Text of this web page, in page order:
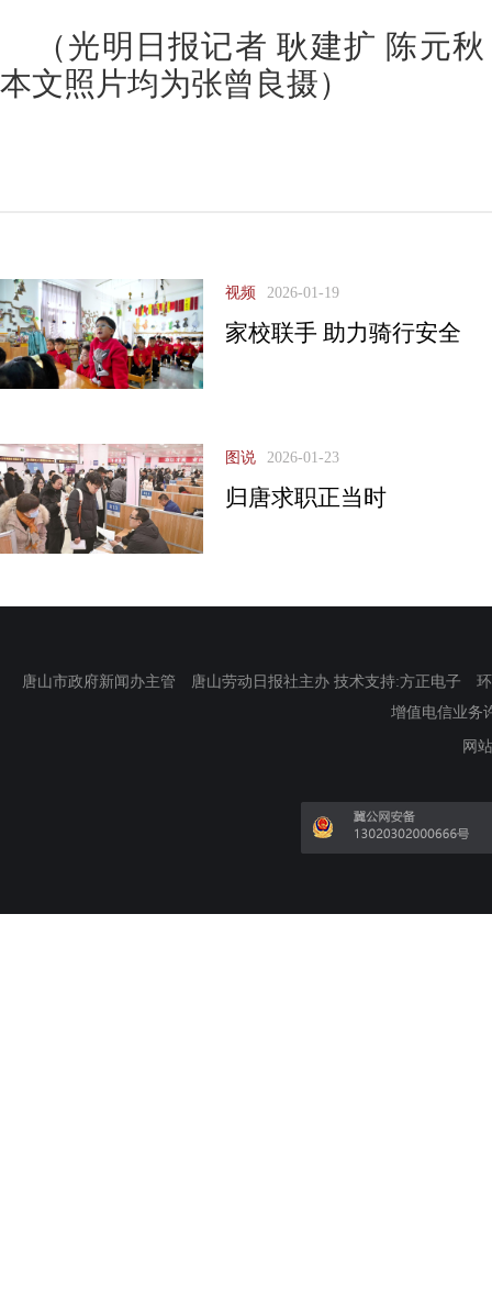
（光明日报记者 耿建扩 陈元
本文照片均为张曾良摄）
视频 2026-01-19
家校联手 助力骑行安全
图说 2026-01-23
归唐求职正当时
唐山市政府新闻办主管 唐山劳动日报社主办 技术支持:方正电子
增值电信业务
网